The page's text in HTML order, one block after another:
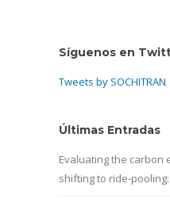
Síguenos en
Tweets by SOCHITRAN
Últimas Entradas
Evaluating the carbon
shifting to ride-